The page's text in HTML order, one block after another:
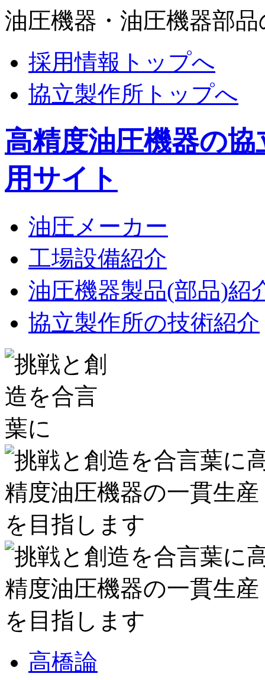
油圧機器・油圧機器部
採用情報トップへ
協立製作所トップへ
高精度油圧機器の
用サイト
油圧メーカー
工場設備紹介
油圧機器製品(部品)紹
協立製作所の技術紹介
高橋論